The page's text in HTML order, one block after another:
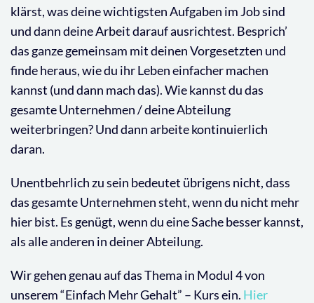
klärst, was deine wichtigsten Aufgaben im Job sind
und dann deine Arbeit darauf ausrichtest. Besprich’
das ganze gemeinsam mit deinen Vorgesetzten und
finde heraus, wie du ihr Leben einfacher machen
kannst (und dann mach das). Wie kannst du das
gesamte Unternehmen / deine Abteilung
weiterbringen? Und dann arbeite kontinuierlich
daran.
Unentbehrlich zu sein bedeutet übrigens nicht, dass
das gesamte Unternehmen steht, wenn du nicht mehr
hier bist. Es genügt, wenn du eine Sache besser kannst,
als alle anderen in deiner Abteilung.
Wir gehen genau auf das Thema in Modul 4 von
unserem “Einfach Mehr Gehalt” – Kurs ein. Hier